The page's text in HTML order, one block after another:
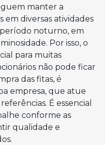
manter a
em diversas atividades
noturno, em
Por isso, o
para muitas
não pode ficar
das fitas, é
empresa, que atue
É essencial
conforme as
qualidade e